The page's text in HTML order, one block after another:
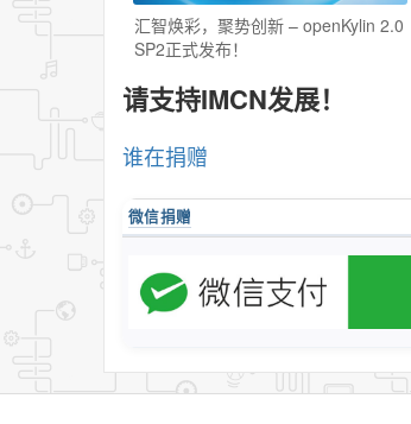
汇智焕彩，聚势创新 – openKylin 2.0
SP2正式发布！
请支持IMCN发展！
谁在捐赠
微信捐赠